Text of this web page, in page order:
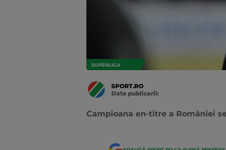
SUPERLIGA
SPORT.RO
Data publicarii:
Campioana en-titre a României